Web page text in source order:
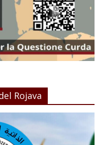
Rojava